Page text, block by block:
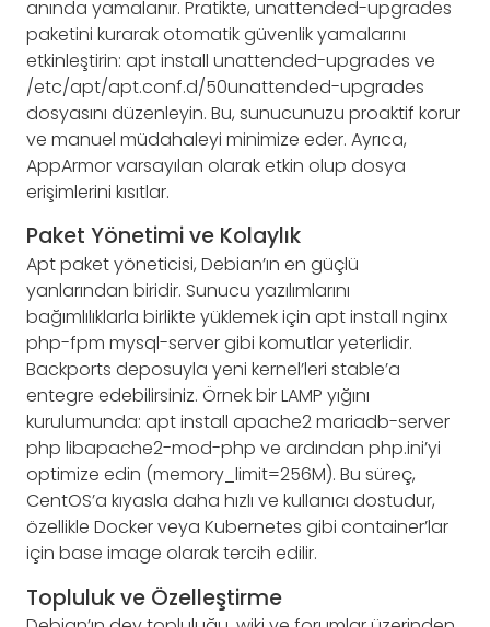
anında yamalanır. Pratikte, unattended-upgrades
paketini kurarak otomatik güvenlik yamalarını
etkinleştirin: apt install unattended-upgrades ve
/etc/apt/apt.conf.d/50unattended-upgrades
dosyasını düzenleyin. Bu, sunucunuzu proaktif korur
ve manuel müdahaleyi minimize eder. Ayrıca,
AppArmor varsayılan olarak etkin olup dosya
erişimlerini kısıtlar.
Paket Yönetimi ve Kolaylık
Apt paket yöneticisi, Debian’ın en güçlü
yanlarından biridir. Sunucu yazılımlarını
bağımlılıklarla birlikte yüklemek için apt install nginx
php-fpm mysql-server gibi komutlar yeterlidir.
Backports deposuyla yeni kernel’leri stable’a
entegre edebilirsiniz. Örnek bir LAMP yığını
kurulumunda: apt install apache2 mariadb-server
php libapache2-mod-php ve ardından php.ini’yi
optimize edin (memory_limit=256M). Bu süreç,
CentOS’a kıyasla daha hızlı ve kullanıcı dostudur,
özellikle Docker veya Kubernetes gibi container’lar
için base image olarak tercih edilir.
Topluluk ve Özelleştirme